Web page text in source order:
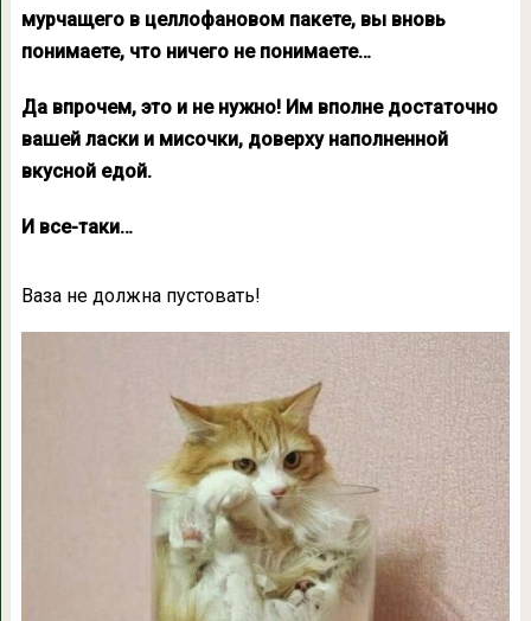
мурчащего в целлофановом пакете, вы вновь
понимаете, что ничего не понимаете…
Да впрочем, это и не нужно! Им вполне достаточно
вашей ласки и мисочки, доверху наполненной
вкусной едой.
И все-таки…
Ваза не должна пустовать!